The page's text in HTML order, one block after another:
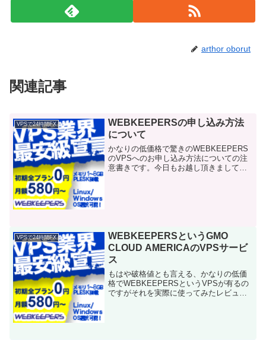
arthor oborut
関連記事
VPSで24時間FX
WEBKEEPERSの申し込み方法
について
かなりの低価格で驚きのWEBKEEPERS
のVPSへのお申し込み方法についての注
意書きです。今日もお越し頂きまして誠
VPSで24時間FX
WEBKEEPERSというGMO
CLOUD AMERICAのVPSサービ
ス
もはや破格値とも言える、かなりの低価
格でWEBKEEPERSというVPSが有るの
ですがそれを実際に使ってみたレビュー